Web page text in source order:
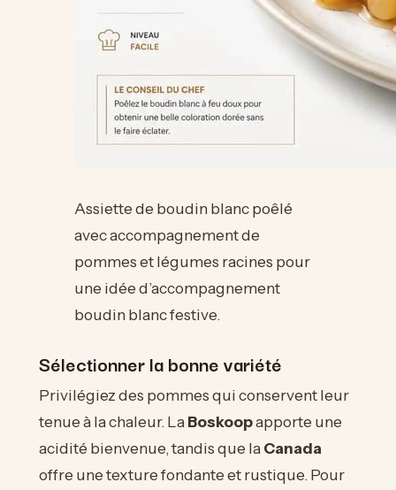
Assiette de boudin blanc poêlé
avec accompagnement de
pommes et légumes racines pour
une idée d’accompagnement
boudin blanc festive.
Sélectionner la bonne variété
Privilégiez des pommes qui conservent leur
tenue à la chaleur. La Boskoopapporte une
acidité bienvenue, tandis que la Canada
offre une texture fondante et rustique. Pour